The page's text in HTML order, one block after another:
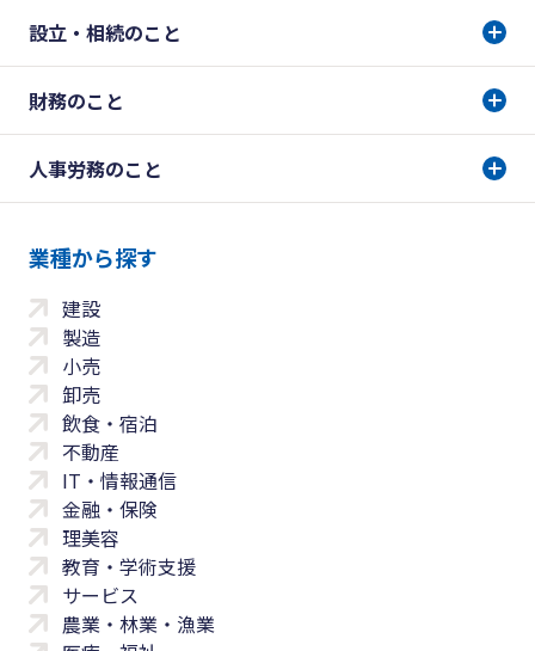
設立・相続のこと
財務のこと
人事労務のこと
業種から探す
建設
製造
小売
卸売
飲食・宿泊
不動産
IT・情報通信
金融・保険
理美容
教育・学術支援
サービス
農業・林業・漁業